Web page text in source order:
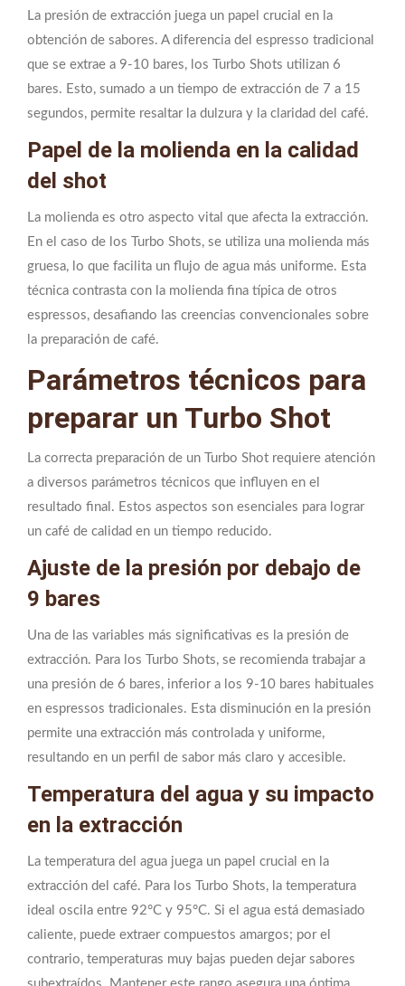
La presión de extracción juega un papel crucial en la
obtención de sabores. A diferencia del espresso tradicional
que se extrae a 9-10 bares, los Turbo Shots utilizan 6
bares. Esto, sumado a un tiempo de extracción de 7 a 15
segundos, permite resaltar la dulzura y la claridad del café.
Papel de la molienda en la calidad
del shot
La molienda es otro aspecto vital que afecta la extracción.
En el caso de los Turbo Shots, se utiliza una molienda más
gruesa, lo que facilita un flujo de agua más uniforme. Esta
técnica contrasta con la molienda fina típica de otros
espressos, desafiando las creencias convencionales sobre
la preparación de café.
Parámetros técnicos para
preparar un Turbo Shot
La correcta preparación de un Turbo Shot requiere atención
a diversos parámetros técnicos que influyen en el
resultado final. Estos aspectos son esenciales para lograr
un café de calidad en un tiempo reducido.
Ajuste de la presión por debajo de
9 bares
Una de las variables más significativas es la presión de
extracción. Para los Turbo Shots, se recomienda trabajar a
una presión de 6 bares, inferior a los 9-10 bares habituales
en espressos tradicionales. Esta disminución en la presión
permite una extracción más controlada y uniforme,
resultando en un perfil de sabor más claro y accesible.
Temperatura del agua y su impacto
en la extracción
La temperatura del agua juega un papel crucial en la
extracción del café. Para los Turbo Shots, la temperatura
ideal oscila entre 92°C y 95°C. Si el agua está demasiado
caliente, puede extraer compuestos amargos; por el
contrario, temperaturas muy bajas pueden dejar sabores